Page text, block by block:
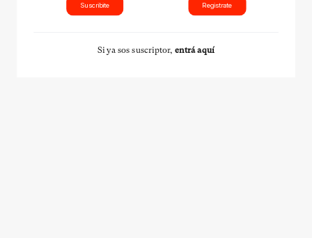
Suscribite Registrate
Si ya sos suscriptor, entrá aquí